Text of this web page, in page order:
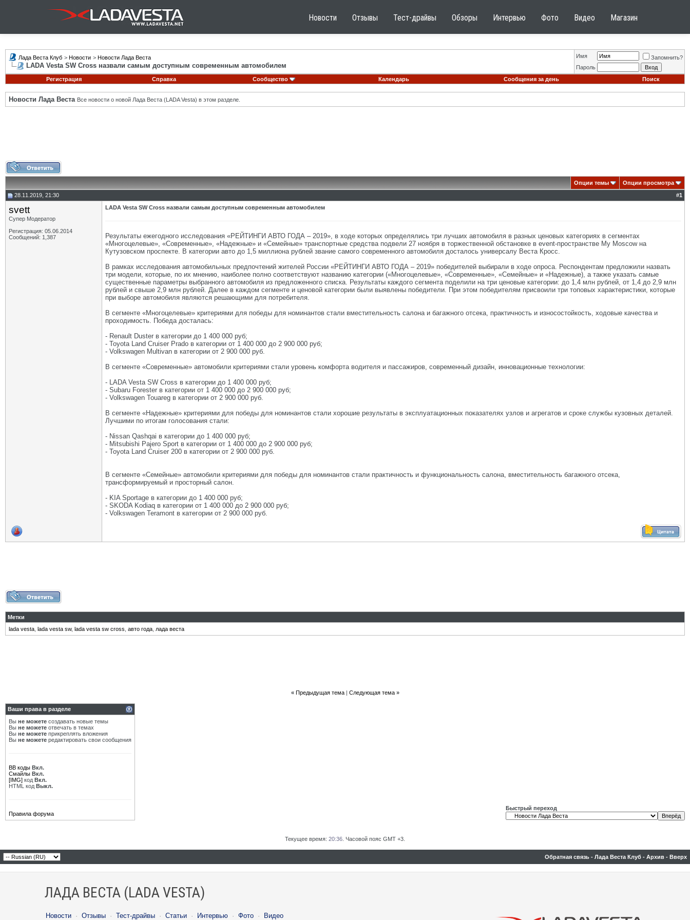
Новости Отзывы Тест-драйвы Обзоры Интервью Фото Видео Магазин
Лада Веста Клуб > Новости > Новости Лада Веста
LADA Vesta SW Cross назвали самым доступным современным автомобилем
Имя
Запомнить?
Пароль
Регистрация
Справка Сообщество Календарь Сообщения за день Поиск
Новости Лада Веста Все новости о новой Лада Веста (LADA Vesta) в этом разделе.
Опции темы
Опции просмотра
28.11.2019, 21:30
#1
svett
Супер Модератор
Регистрация: 05.06.2014
Сообщений: 1,387
LADA Vesta SW Cross назвали самым доступным современным автомобилем
Результаты ежегодного исследования «РЕЙТИНГИ АВТО ГОДА – 2019», в ходе которых определялись три лучших автомобиля в разных ценовых категориях в сегментах
«Многоцелевые», «Современные», «Надежные» и «Семейные» транспортные средства подвели 27 ноября в торжественной обстановке в event-пространстве My Moscow на
Кутузовском проспекте. В категории авто до 1,5 миллиона рублей звание самого современного автомобиля досталось универсалу Веста Кросс.
В рамках исследования автомобильных предпочтений жителей России «РЕЙТИНГИ АВТО ГОДА – 2019» победителей выбирали в ходе опроса. Респондентам предложили назвать
три модели, которые, по их мнению, наиболее полно соответствуют названию категории («Многоцелевые», «Современные», «Семейные» и «Надежные), а также указать самые
существенные параметры выбранного автомобиля из предложенного списка. Результаты каждого сегмента поделили на три ценовые категории: до 1,4 млн рублей, от 1,4 до 2,9 млн
рублей и свыше 2,9 млн рублей. Далее в каждом сегменте и ценовой категории были выявлены победители. При этом победителям присвоили три топовых характеристики, которые
при выборе автомобиля являются решающими для потребителя.
В сегменте «Многоцелевые» критериями для победы для номинантов стали вместительность салона и багажного отсека, практичность и износостойкость, ходовые качества и
проходимость. Победа досталась:
- Renault Duster в категории до 1 400 000 руб;
- Toyota Land Cruiser Prado в категории от 1 400 000 до 2 900 000 руб;
- Volkswagen Multivan в категории от 2 900 000 руб.
В сегменте «Современные» автомобили критериями стали уровень комфорта водителя и пассажиров, современный дизайн, инновационные технологии:
- LADA Vesta SW Cross в категории до 1 400 000 руб;
- Subaru Forester в категории от 1 400 000 до 2 900 000 руб;
- Volkswagen Touareg в категории от 2 900 000 руб.
В сегменте «Надежные» критериями для победы для номинантов стали хорошие результаты в эксплуатационных показателях узлов и агрегатов и сроке службы кузовных деталей.
Лучшими по итогам голосования стали:
- Nissan Qashqai в категории до 1 400 000 руб;
- Mitsubishi Pajero Sport в категории от 1 400 000 до 2 900 000 руб;
- Toyota Land Cruiser 200 в категории от 2 900 000 руб.
В сегменте «Семейные» автомобили критериями для победы для номинантов стали практичность и функциональность салона, вместительность багажного отсека,
трансформируемый и просторный салон.
- KIA Sportage в категории до 1 400 000 руб;
- SKODA Kodiaq в категории от 1 400 000 до 2 900 000 руб;
- Volkswagen Teramont в категории от 2 900 000 руб.
Метки
lada vesta lada vesta sw, lada vesta sw cross авто года лада веста
« Предыдущая тема| Следующая тема »
Ваши права в разделе
Вы не можете создавать новые темы
Вы не можете отвечать в темах
Вы не можете прикреплять вложения
Вы не можете редактировать свои сообщения
BB коды Вкл.
Смайлы Вкл.
[IMG] код Вкл.
HTML код Выкл.
Правила форума
Быстрый переход
Текущее время: 20:36 . Часовой пояс GMT +3.
Обратная связь - Лада Веста Клуб - Архив - Вверх
ЛАДА ВЕСТА (LADA VESTA)
Новости · Отзывы · Тест-драйвы · Статьи · Интервью · Фото · Видео